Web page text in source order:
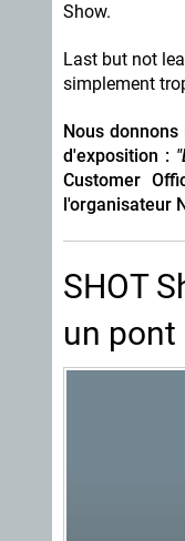
Show.
Last but not
simplement
Nous
d'exposition :
Customer
l'organisateur
SHOT
un pont